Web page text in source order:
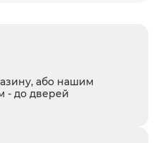
або нашим
- до дверей